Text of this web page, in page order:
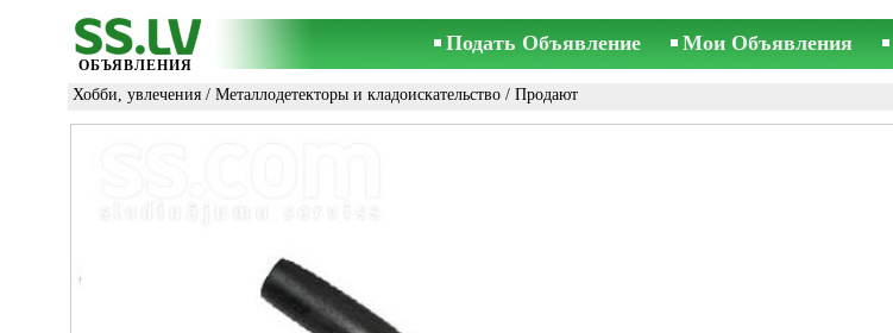
ОБЪЯВЛЕНИЯ
Подать Объявление Мои Объявления
Хобби, увлечения / Металлодетекторы и кладоискательство / Продают